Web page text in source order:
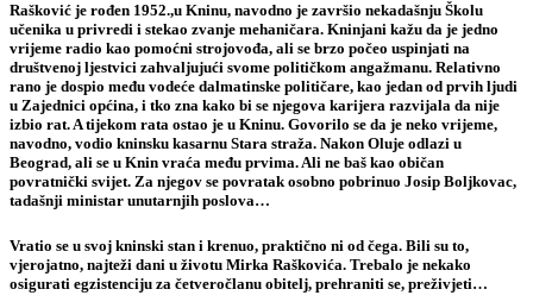
Rašković je rođen 1952.,u Kninu, navodno je završio nekadašnju Školu
učenika u privredi i stekao zvanje mehaničara. Kninjani kažu da je jedno
vrijeme radio kao pomoćni strojovođa, ali se brzo počeo uspinjati na
društvenoj ljestvici zahvaljujući svome političkom angažmanu. Relativno
rano je dospio među vodeće dalmatinske političare, kao jedan od prvih ljudi
u Zajednici općina, i tko zna kako bi se njegova karijera razvijala da nije
izbio rat. A tijekom rata ostao je u Kninu. Govorilo se da je neko vrijeme,
navodno, vodio kninsku kasarnu Stara straža. Nakon Oluje odlazi u
Beograd, ali se u Knin vraća među prvima. Ali ne baš kao običan
povratnički svijet. Za njegov se povratak osobno pobrinuo Josip Boljkovac,
tadašnji ministar unutarnjih poslova…
Vratio se u svoj kninski stan i krenuo, praktično ni od čega. Bili su to,
vjerojatno, najteži dani u životu Mirka Raškovića. Trebalo je nekako
osigurati egzistenciju za četveročlanu obitelj, prehraniti se, preživjeti…